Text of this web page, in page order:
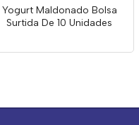
Yogurt Maldonado Bolsa
Surtida De 10 Unidades